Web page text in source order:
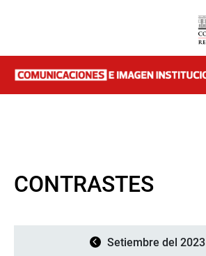
CONTRASTES
Setiembre del 2023